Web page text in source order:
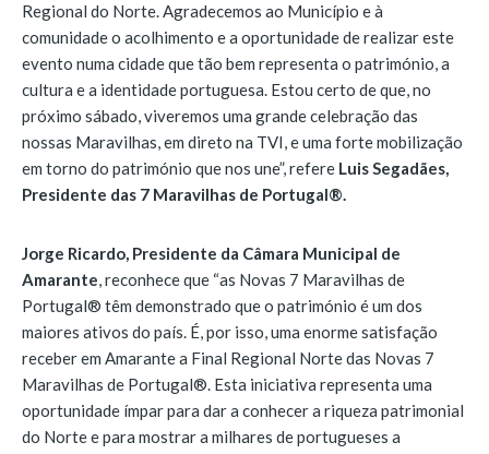
Regional do Norte. Agradecemos ao Município e à
comunidade o acolhimento e a oportunidade de realizar este
evento numa cidade que tão bem representa o património, a
cultura e a identidade portuguesa. Estou certo de que, no
próximo sábado, viveremos uma grande celebração das
nossas Maravilhas, em direto na TVI, e uma forte mobilização
em torno do património que nos une”, refere Luis Segadães,
Presidente das 7 Maravilhas de Portugal®️.
Jorge Ricardo, Presidente da Câmara Municipal de
Amarante, reconhece que “as Novas 7 Maravilhas de
Portugal® têm demonstrado que o património é um dos
maiores ativos do país. É, por isso, uma enorme satisfação
receber em Amarante a Final Regional Norte das Novas 7
Maravilhas de Portugal®. Esta iniciativa representa uma
oportunidade ímpar para dar a conhecer a riqueza patrimonial
do Norte e para mostrar a milhares de portugueses a